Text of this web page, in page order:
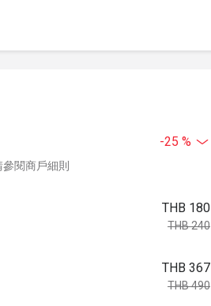
-25 %
閱商戶細則
THB 180
THB 240
THB 367
THB 490